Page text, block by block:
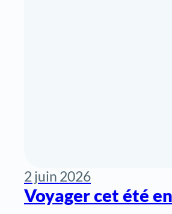
2 juin 2026
Voyager cet été